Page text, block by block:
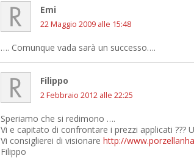
Emi
22 Maggio 2009 alle 15:48
…. Comunque vada sarà un successo….
Filippo
2 Febbraio 2012 alle 22:25
Speriamo che si redimono ….
Vi e capitato di confrontare i prezzi applicati ???
Vi consiglierei di visionare http://
Filippo